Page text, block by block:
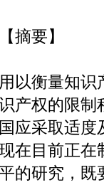
【摘要】
用以衡量知识
产权的限制
国应采取适度
在目前正在
的研究，既